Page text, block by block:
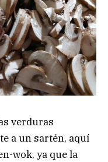
verduras
a un sartén, aquí
wok, ya que la